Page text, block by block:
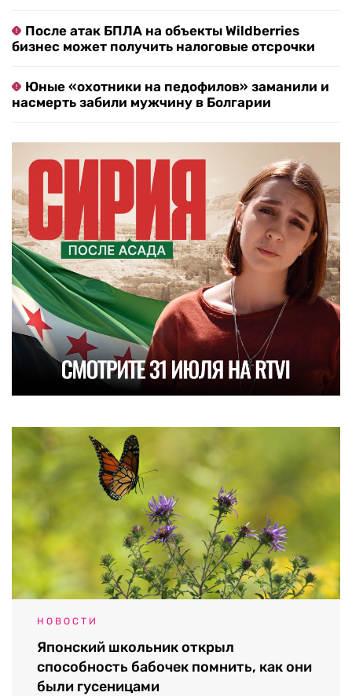
После атак БПЛА на объекты Wildberries
бизнес может получить налоговые отсрочки
Юные «охотники на педофилов» заманили и
насмерть забили мужчину в Болгарии
НОВОСТИ
Японский школьник открыл
способность бабочек помнить, как они
были гусеницами